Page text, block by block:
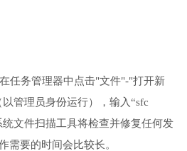
任务管理器中点击"文件"-"打开新
管理员身份运行），输入“sfc
统文件扫描工具将检查并修复任何发
需要的时间会比较长。